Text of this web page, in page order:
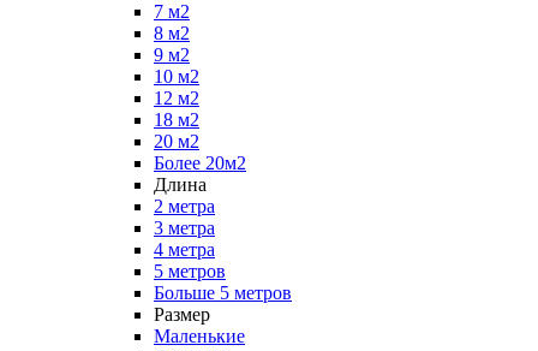
7 м2
8 м2
9 м2
10 м2
12 м2
18 м2
20 м2
Более 20м2
Длина
2 метра
3 метра
4 метра
5 метров
Больше 5 метров
Размер
Маленькие